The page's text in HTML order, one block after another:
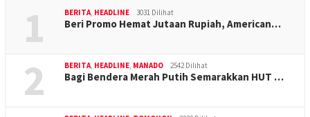
1 BERITA HEADLINE 3031 Dilihat
Beri Promo Hemat Jutaan Rupiah, American…
2 BERITA HEADLINE MANADO 2542 Dilihat
Bagi Bendera Merah Putih Semarakkan HUT …